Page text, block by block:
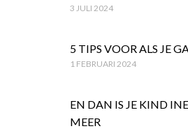
3 JULI 2024
5 TIPS VOOR ALS JE
1 FEBRUARI 2024
EN DAN IS JE KIND
MEER